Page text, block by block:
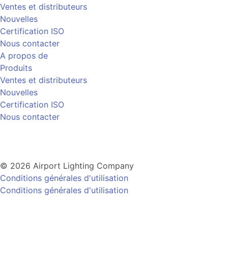
Ventes et distributeurs
Nouvelles
Certification ISO
Nous contacter
A propos de
Produits
Ventes et distributeurs
Nouvelles
Certification ISO
Nous contacter
© 2026 Airport Lighting Company
Conditions générales d'utilisation
Conditions générales d'utilisation